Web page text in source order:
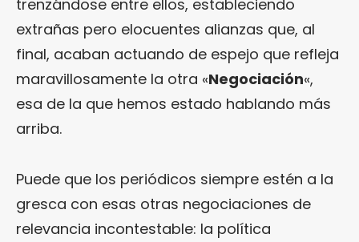
trenzándose entre ellos, estableciendo
extrañas pero elocuentes alianzas que, al
final, acaban actuando de espejo que refleja
maravillosamente la otra «Negociación«,
esa de la que hemos estado hablando más
arriba.
Puede que los periódicos siempre estén a la
gresca con esas otras negociaciones de
relevancia incontestable: la política